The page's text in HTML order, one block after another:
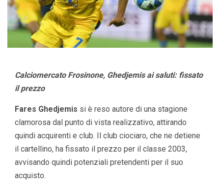
Calciomercato Frosinone, Ghedjemis ai saluti: fissato
il prezzo
Fares Ghedjemis si è reso autore di una stagione
clamorosa dal punto di vista realizzativo, attirando
quindi acquirenti e club. Il club ciociaro, che ne detiene
il cartellino, ha fissato il prezzo per il classe 2003,
avvisando quindi potenziali pretendenti per il suo
acquisto.